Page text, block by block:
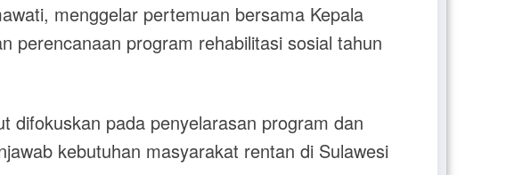
menggelar pertemuan bersama Kepala
perencanaan program rehabilitasi sosial tahun
difokuskan pada penyelarasan program dan
kebutuhan masyarakat rentan di Sulawesi